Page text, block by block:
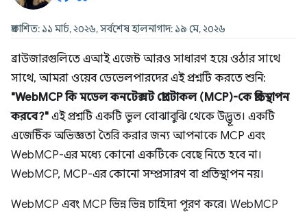
প্রকাশিত: ১১ মার্চ, ২০২৬, সর্বশেষ হালনাগাদ: ১৯ মে, ২০২৬
ব্রাউজারগুলিতে এআই এজেন্ট আরও সাধারণ হয়ে ওঠার সাথে
সাথে, আমরা ওয়েব ডেভেলপারদের এই প্রশ্নটি করতে শুনি:
"WebMCP কি মডেল কনটেক্সট প্রোটোকল (MCP)-কে প্রতিস্থাপন
করবে?" এই প্রশ্নটি একটি ভুল বোঝাবুঝি থেকে উদ্ভূত। একটি
এজেন্টিক অভিজ্ঞতা তৈরি করার জন্য আপনাকে MCP এবং
WebMCP-এর মধ্যে কোনো একটিকে বেছে নিতে হবে না।
WebMCP, MCP-এর কোনো সম্প্রসারণ বা প্রতিস্থাপন নয়।
WebMCP এবং MCP ভিন্ন ভিন্ন চাহিদা পূরণ করে। WebMCP